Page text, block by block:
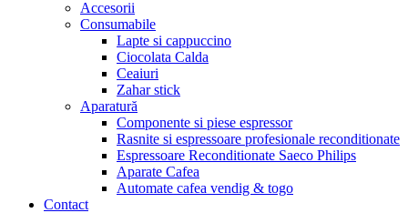
Accesorii
Consumabile
Lapte si cappuccino
Ciocolata Calda
Ceaiuri
Zahar stick
Aparatură
Componente si piese espressor
Rasnite si espressoare profesionale reconditionate
Espressoare Reconditionate Saeco Philips
Aparate Cafea
Automate cafea vendig & togo
Contact